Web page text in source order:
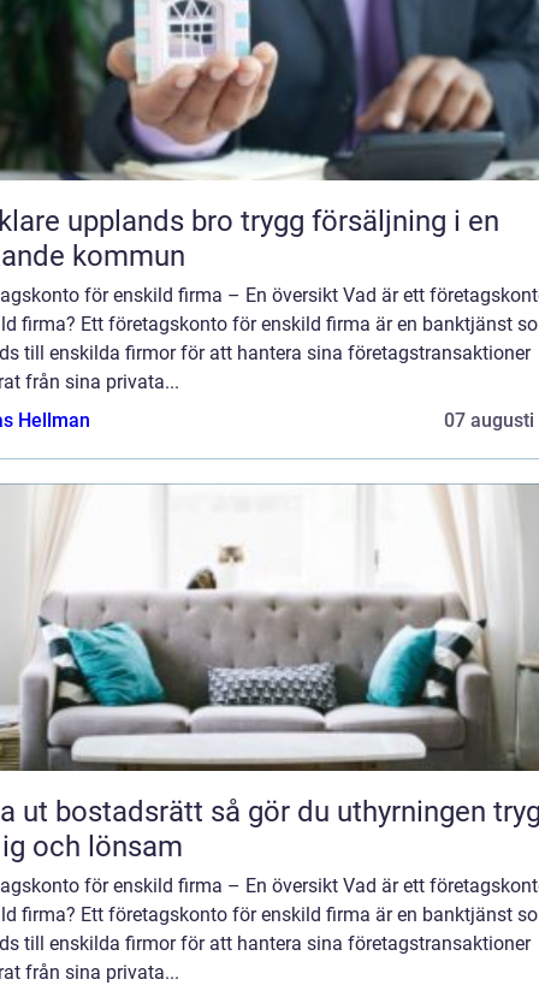
upplands bro trygg försäljning i en
kommun
för enskild firma – En översikt Vad är ett
firma? Ett företagskonto för enskild firma är en banktjänst
till enskilda firmor för att hantera sina företagstransaktioner
från sina privata...
Hellman
07 augusti
så gör du uthyrningen trygg,
och lönsam
för enskild firma – En översikt Vad är ett
firma? Ett företagskonto för enskild firma är en banktjänst
till enskilda firmor för att hantera sina företagstransaktioner
från sina privata...